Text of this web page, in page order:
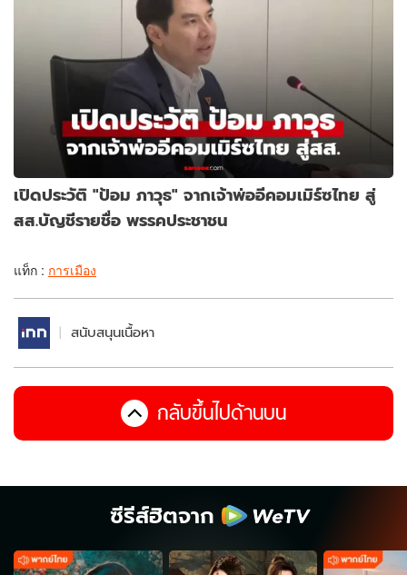
เปิดประวัติ "ป้อม ภาวุธ" จากเจ้าพ่ออีคอมเมิร์ซไทย สู่
สส.บัญชีรายชื่อ พรรคประชาชน
แท็ก : การเมือง
สนับสนุนเนื้อหา
กลับขึ้นไปด้านบน
ซีรีส์ฮิตจาก